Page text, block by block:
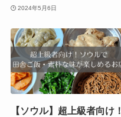
2024年5月6日
【ソウル】超上級者向け！